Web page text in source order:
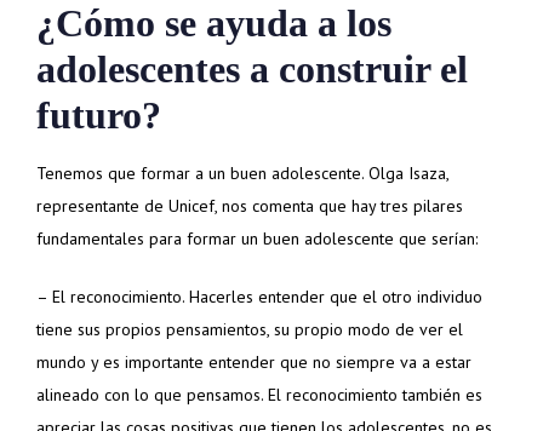
¿Cómo se ayuda a los
adolescentes a construir el
futuro?
Tenemos que formar a un buen adolescente. Olga Isaza,
representante de Unicef, nos comenta que hay tres pilares
fundamentales para formar un buen adolescente que serían:
– El reconocimiento. Hacerles entender que el otro individuo
tiene sus propios pensamientos, su propio modo de ver el
mundo y es importante entender que no siempre va a estar
alineado con lo que pensamos. El reconocimiento también es